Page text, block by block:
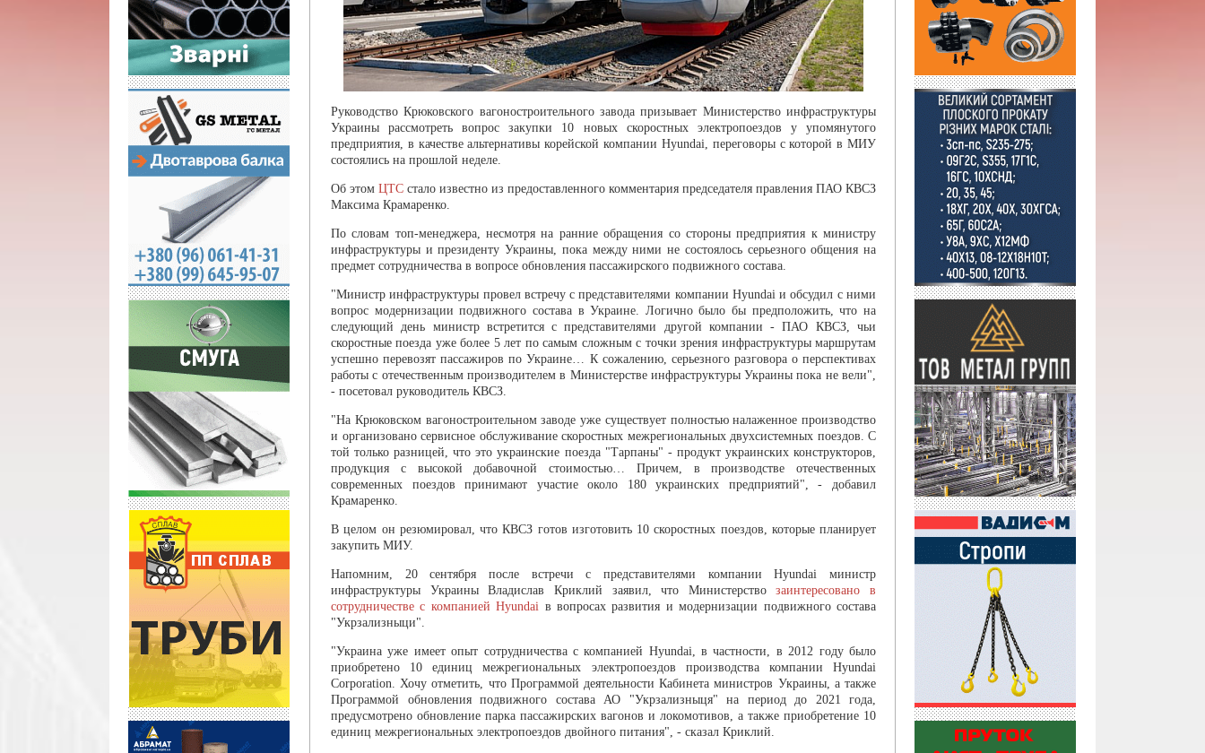
Руководство Крюковского вагоностроительного завода призывает Министерство инфраструктуры
Украины рассмотреть вопрос закупки 10 новых скоростных электропоездов у упомянутого
предприятия, в качестве альтернативы корейской компании Hyundai, переговоры с которой в МИУ
состоялись на прошлой неделе.
Об этом ЦТС стало известно из предоставленного комментария председателя правления ПАО КВСЗ
Максима Крамаренко.
По словам топ-менеджера, несмотря на ранние обращения со стороны предприятия к министру
инфраструктуры и президенту Украины, пока между ними не состоялось серьезного общения на
предмет сотрудничества в вопросе обновления пассажирского подвижного состава.
"Министр инфраструктуры провел встречу с представителями компании Hyundai и обсудил с ними
вопрос модернизации подвижного состава в Украине. Логично было бы предположить, что на
следующий день министр встретится с представителями другой компании - ПАО КВСЗ, чьи
скоростные поезда уже более 5 лет по самым сложным с точки зрения инфраструктуры маршрутам
успешно перевозят пассажиров по Украине… К сожалению, серьезного разговора о перспективах
работы с отечественным производителем в Министерстве инфраструктуры Украины пока не вели",
- посетовал руководитель КВСЗ.
"На Крюковском вагоностроительном заводе уже существует полностью налаженное производство
и организовано сервисное обслуживание скоростных межрегиональных двухсистемных поездов. С
той только разницей, что это украинские поезда "Тарпаны" - продукт украинских конструкторов,
продукция с высокой добавочной стоимостью… Причем, в производстве отечественных
современных поездов принимают участие около 180 украинских предприятий", - добавил
Крамаренко.
В целом он резюмировал, что КВСЗ готов изготовить 10 скоростных поездов, которые планирует
закупить МИУ.
Напомним, 20 сентября после встречи с представителями компании Hyundai министр
инфраструктуры Украины Владислав Криклий заявил, что Министерствозаинтересовано в
сотрудничестве с компанией Hyundai в вопросах развития и модернизации подвижного состава
"Укрзализныци".
"Украина уже имеет опыт сотрудничества с компанией Hyundai, в частности, в 2012 году было
приобретено 10 единиц межрегиональных электропоездов производства компании Hyundai
Corporation. Хочу отметить, что Программой деятельности Кабинета министров Украины, а также
Программой обновления подвижного состава АО "Укрзализныця" на период до 2021 года,
предусмотрено обновление парка пассажирских вагонов и локомотивов, а также приобретение 10
единиц межрегиональных электропоездов двойного питания", - сказал Криклий.